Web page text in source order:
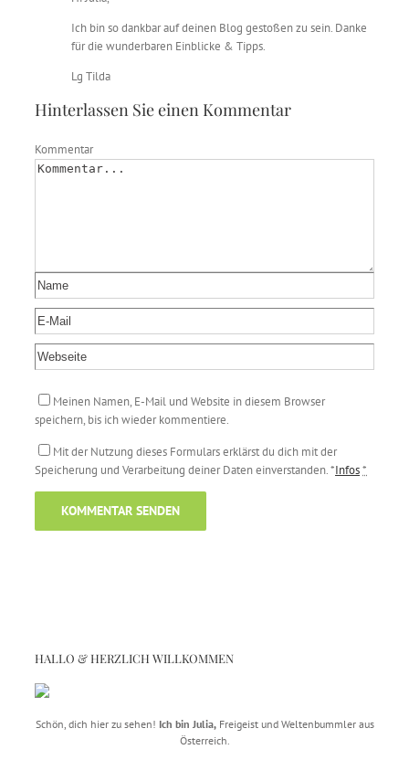
Ich bin so dankbar auf deinen Blog gestoßen zu sein. Danke
für die wunderbaren Einblicke & Tipps.
Lg Tilda
Hinterlassen Sie einen Kommentar
Kommentar
Meinen Namen, E-Mail und Website in diesem Browser
speichern, bis ich wieder kommentiere.
Mit der Nutzung dieses Formulars erklärst du dich mit der
Speicherung und Verarbeitung deiner Daten einverstanden. *Infos*
HALLO & HERZLICH WILLKOMMEN
Schön, dich hier zu sehen! Ich bin Julia,Freigeist und Weltenbummler aus
Österreich.